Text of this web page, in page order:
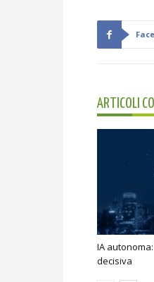
ARTICOLI
IA
decisiva